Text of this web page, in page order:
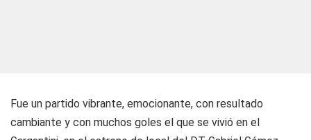
Fue un partido vibrante, emocionante, con resultado
cambiante y con muchos goles el que se vivió en el